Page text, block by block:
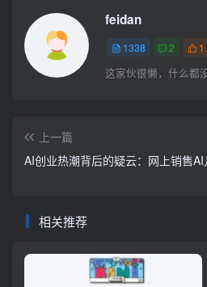
feidan
1338 2
这家伙很懒，什么都
上一篇
AI创业热潮背后的疑云：网上销售
相关推荐